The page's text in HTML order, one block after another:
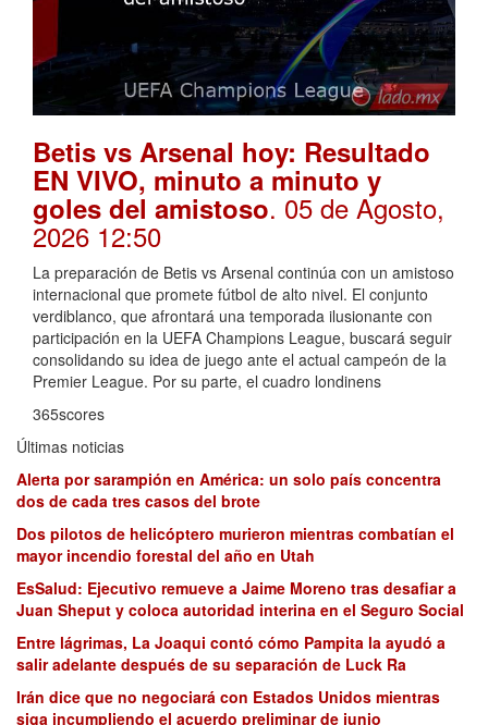
Betis vs Arsenal hoy: Resultado
EN VIVO, minuto a minuto y
goles del amistoso. 05 de Agosto,
2026 12:50
La preparación de Betis vs Arsenal continúa con un amistoso
internacional que promete fútbol de alto nivel. El conjunto
verdiblanco, que afrontará una temporada ilusionante con
participación en la UEFA Champions League, buscará seguir
consolidando su idea de juego ante el actual campeón de la
Premier League. Por su parte, el cuadro londinens
365scores
Últimas noticias
Alerta por sarampión en América: un solo país concentra
dos de cada tres casos del brote
Dos pilotos de helicóptero murieron mientras combatían el
mayor incendio forestal del año en Utah
EsSalud: Ejecutivo remueve a Jaime Moreno tras desafiar a
Juan Sheput y coloca autoridad interina en el Seguro Social
Entre lágrimas, La Joaqui contó cómo Pampita la ayudó a
salir adelante después de su separación de Luck Ra
Irán dice que no negociará con Estados Unidos mientras
siga incumpliendo el acuerdo preliminar de junio